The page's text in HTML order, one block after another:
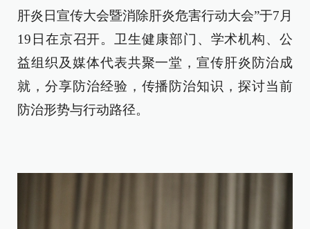
肝炎日宣传大会暨消除肝炎危害行动大会”于7月
19日在京召开。卫生健康部门、学术机构、公
益组织及媒体代表共聚一堂，宣传肝炎防治成
就，分享防治经验，传播防治知识，探讨当前
防治形势与行动路径。